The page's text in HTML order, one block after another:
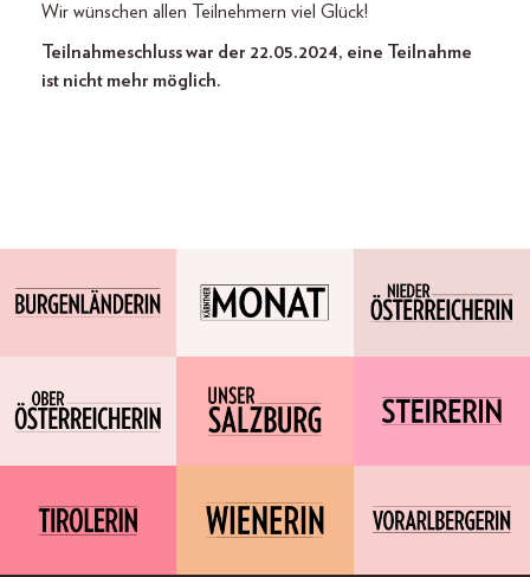
Wir wünschen allen Teilnehmern viel Glück!
Teilnahmeschluss war der 22.05.2024, eine Teilnahme
ist nicht mehr möglich.